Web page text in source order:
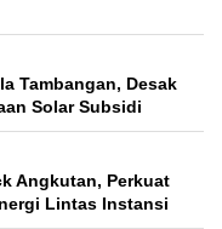
Tambangan, Desak
Solar Subsidi
Angkutan, Perkuat
Lintas Instansi